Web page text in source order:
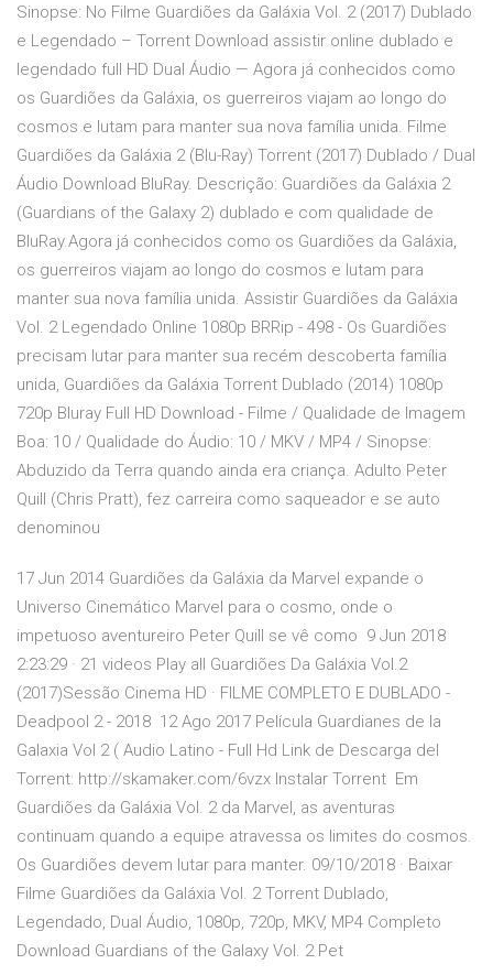
Sinopse: No Filme Guardiões da Galáxia Vol. 2 (2017) Dublado
e Legendado – Torrent Download assistir online dublado e
legendado full HD Dual Áudio — Agora já conhecidos como
os Guardiões da Galáxia, os guerreiros viajam ao longo do
cosmos e lutam para manter sua nova família unida. Filme
Guardiões da Galáxia 2 (Blu-Ray) Torrent (2017) Dublado / Dual
Áudio Download BluRay. Descrição: Guardiões da Galáxia 2
(Guardians of the Galaxy 2) dublado e com qualidade de
BluRay.Agora já conhecidos como os Guardiões da Galáxia,
os guerreiros viajam ao longo do cosmos e lutam para
manter sua nova família unida. Assistir Guardiões da Galáxia
Vol. 2 Legendado Online 1080p BRRip - 498 - Os Guardiões
precisam lutar para manter sua recém descoberta família
unida, Guardiões da Galáxia Torrent Dublado (2014) 1080p
720p Bluray Full HD Download - Filme / Qualidade de Imagem
Boa: 10 / Qualidade do Áudio: 10 / MKV / MP4 / Sinopse:
Abduzido da Terra quando ainda era criança. Adulto Peter
Quill (Chris Pratt), fez carreira como saqueador e se auto
denominou
17 Jun 2014 Guardiões da Galáxia da Marvel expande o
Universo Cinemático Marvel para o cosmo, onde o
impetuoso aventureiro Peter Quill se vê como 9 Jun 2018
2:23:29 · 21 videos Play all Guardiões Da Galáxia Vol.2
(2017)Sessão Cinema HD · FILME COMPLETO E DUBLADO -
Deadpool 2 - 2018 12 Ago 2017 Película Guardianes de la
Galaxia Vol 2 ( Audio Latino - Full Hd Link de Descarga del
Torrent: http://skamaker.com/6vzx Instalar Torrent Em
Guardiões da Galáxia Vol. 2 da Marvel, as aventuras
continuam quando a equipe atravessa os limites do cosmos.
Os Guardiões devem lutar para manter. 09/10/2018 · Baixar
Filme Guardiões da Galáxia Vol. 2 Torrent Dublado,
Legendado, Dual Áudio, 1080p, 720p, MKV, MP4 Completo
Download Guardians of the Galaxy Vol. 2 Pet